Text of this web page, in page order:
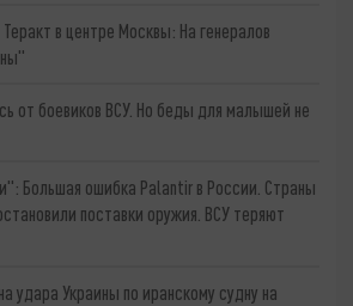
в центре Москвы: На генералов
от боевиков ВСУ. Но беды для малышей не
Большая ошибка Palantir в России. Страны
поставки оружия. ВСУ теряют
удара Украины по иранскому судну на